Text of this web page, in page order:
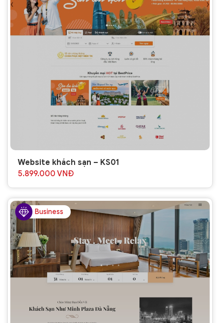
Website khách sạn – KS01
5.899.000 VNĐ
Business